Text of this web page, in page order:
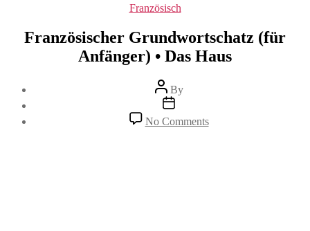
Categories
Französisch
Französischer Grundwortschatz (für
Anfänger) • Das Haus
Post
author
By
Post
No Commentson
Französischer